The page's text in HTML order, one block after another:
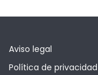
Aviso legal
Política de privacidad